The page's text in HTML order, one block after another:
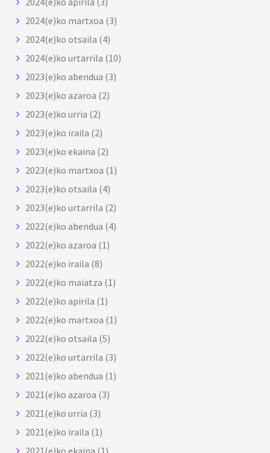
2024(e)ko martxoa (3)
2024(e)ko otsaila (4)
2024(e)ko urtarrila (10)
2023(e)ko abendua (3)
2023(e)ko azaroa (2)
2023(e)ko urria (2)
2023(e)ko iraila (2)
2023(e)ko ekaina (2)
2023(e)ko martxoa (1)
2023(e)ko otsaila (4)
2023(e)ko urtarrila (2)
2022(e)ko abendua (4)
2022(e)ko azaroa (1)
2022(e)ko iraila (8)
2022(e)ko maiatza (1)
2022(e)ko apirila (1)
2022(e)ko martxoa (1)
2022(e)ko otsaila (5)
2022(e)ko urtarrila (3)
2021(e)ko abendua (1)
2021(e)ko azaroa (3)
2021(e)ko urria (3)
2021(e)ko iraila (1)
2021(e)ko ekaina (1)